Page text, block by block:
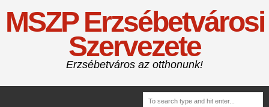
MSZP Erzsébetvárosi
Szervezete
Erzsébetváros az otthonunk!